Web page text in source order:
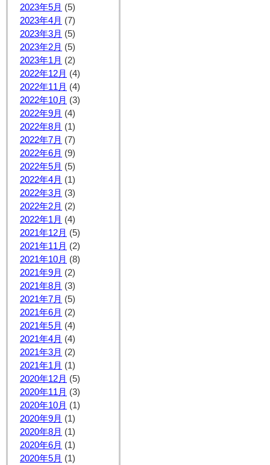
2023年5月 (5)
2023年4月 (7)
2023年3月 (5)
2023年2月 (5)
2023年1月 (2)
2022年12月 (4)
2022年11月 (4)
2022年10月 (3)
2022年9月 (4)
2022年8月 (1)
2022年7月 (7)
2022年6月 (9)
2022年5月 (5)
2022年4月 (1)
2022年3月 (3)
2022年2月 (2)
2022年1月 (4)
2021年12月 (5)
2021年11月 (2)
2021年10月 (8)
2021年9月 (2)
2021年8月 (3)
2021年7月 (5)
2021年6月 (2)
2021年5月 (4)
2021年4月 (4)
2021年3月 (2)
2021年1月 (1)
2020年12月 (5)
2020年11月 (3)
2020年10月 (1)
2020年9月 (1)
2020年8月 (1)
2020年6月 (1)
2020年5月 (1)